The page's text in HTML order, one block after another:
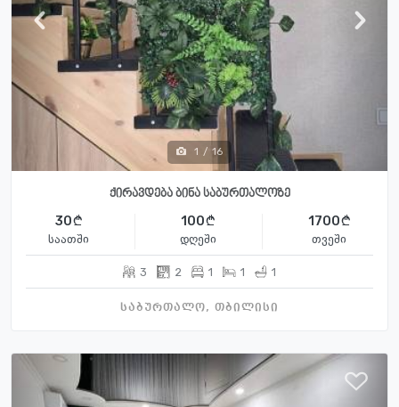
1 / 16
ქირავდება ბინა საბურთალოზე
30
საათში
100
დღეში
1700
თვეში
3 2 1 1 1
საბურთალო, თბილისი